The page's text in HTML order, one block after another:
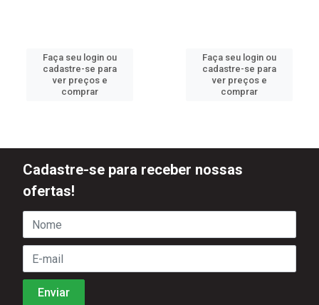
Faça seu login ou
cadastre-se para
ver preços e
comprar
Faça seu login ou
cadastre-se para
ver preços e
comprar
Cadastre-se para receber nossas
ofertas!